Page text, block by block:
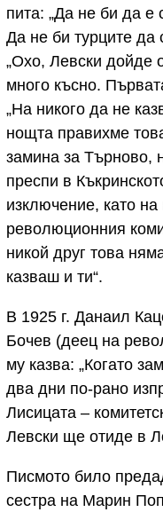
пита: „Да не би да
Да не би турците да
„Охо, Левски
много късно.
„На никого да не
нощта правихме
замина за Търново,
преспи в
изключение, като
революционния
никой друг това
казваш и ти“.
В 1925 г. Данаил
Бочев (деец на
му казва: „Когато
два дни по-рано
Лисицата –
Левски ще отиде в
Писмото било
сестра на Марин